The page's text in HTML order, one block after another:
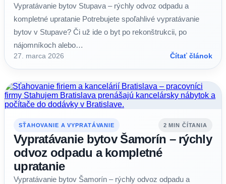
Vypratávanie bytov Stupava – rýchly odvoz odpadu a
kompletné upratanie Potrebujete spoľahlivé vypratávanie
bytov v Stupave? Či už ide o byt po rekonštrukcii, po
nájomníkoch alebo…
27. marca 2026 Čítať článok
SŤAHOVANIE A VYPRATÁVANIE 2 MIN ČÍTANIA
Vypratávanie bytov Šamorín – rýchly
odvoz odpadu a kompletné
upratanie
Vypratávanie bytov Šamorín – rýchly odvoz odpadu a